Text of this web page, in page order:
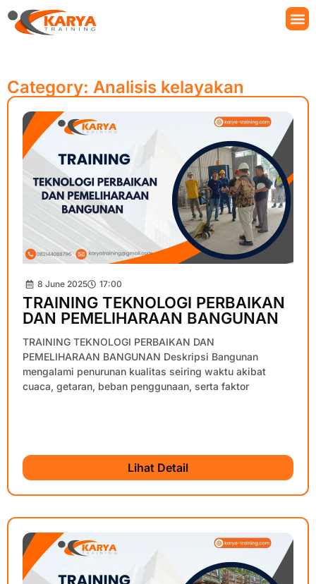
Category: Analisis kelayakan
8 June 2025 17:00
TRAINING TEKNOLOGI PERBAIKAN
DAN PEMELIHARAAN BANGUNAN
TRAINING TEKNOLOGI PERBAIKAN DAN
PEMELIHARAAN BANGUNAN Deskripsi Bangunan
mengalami penurunan kualitas seiring waktu akibat
cuaca, getaran, beban penggunaan, serta faktor
Lihat Detail